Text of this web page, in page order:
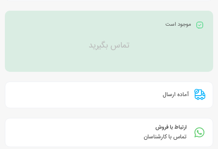
موجود است
تماس بگیرید
آماده ارسال
ارتباط با فروش
تماس با کارشناسان